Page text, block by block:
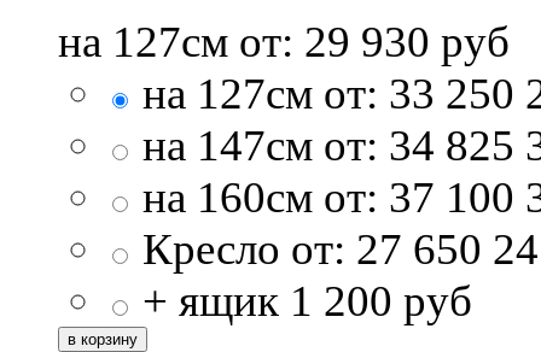
на 127см от: 29 930 руб
на 127см от: 33 250
на 147см от: 34 825
на 160см от: 37 100
Кресло от: 27 650
+ ящик 1 200 руб